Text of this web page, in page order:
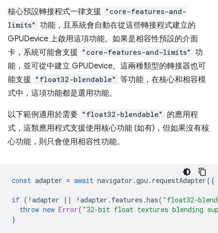
核心預設轉接程式一律支援 "core-features-and-
limits" 功能，且系統會自動在從這些轉接程式建立的
GPUDevice 上啟用這項功能。如果是相容性預設的介面
卡，系統可能會支援 "core-features-and-limits" 功
能，並可從中建立 GPUDevice。這兩種類型的轉接器也可
能支援 "float32-blendable" 等功能，在核心和相容模
式中，這項功能都是選用功能。
以下範例適用於需要 "float32-blendable"
的應用程
式，這類應用程式支援使用核心功能 (如有)，但如果沒有核
心功能，則只會使用相容性功能。
const adapter = await navigator .gpu . requestAdapter({
if ( ! adapter || ! adapter . features .has( "float32-
throw new Error( "32-bit float textures blending
}